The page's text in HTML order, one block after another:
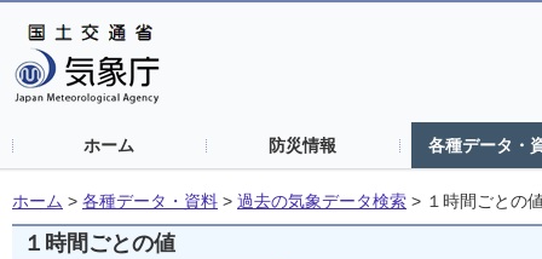
ホーム 防災情報 各種データ・
ホーム > 各種データ・資料 > 過去の気象データ検索 > １時間ごとの
１時間ごとの値